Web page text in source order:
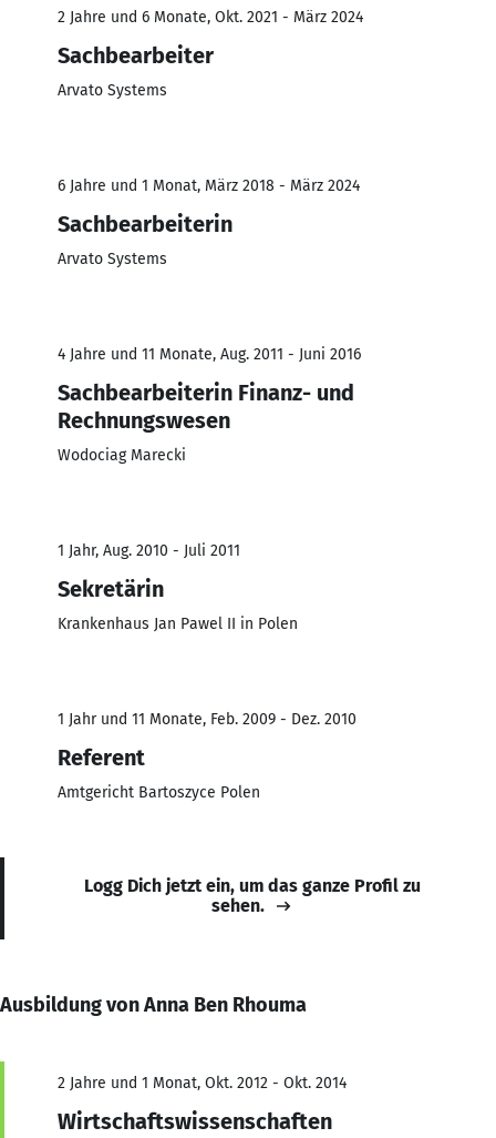
2 Jahre und 6 Monate, Okt. 2021 - März 2024
Sachbearbeiter
Arvato Systems
6 Jahre und 1 Monat, März 2018 - März 2024
Sachbearbeiterin
Arvato Systems
4 Jahre und 11 Monate, Aug. 2011 - Juni 2016
Sachbearbeiterin Finanz- und
Rechnungswesen
Wodociag Marecki
1 Jahr, Aug. 2010 - Juli 2011
Sekretärin
Krankenhaus Jan Pawel II in Polen
1 Jahr und 11 Monate, Feb. 2009 - Dez. 2010
Referent
Amtgericht Bartoszyce Polen
Logg Dich jetzt ein, um das ganze Profil zu
sehen.
Ausbildung von Anna Ben Rhouma
2 Jahre und 1 Monat, Okt. 2012 - Okt. 2014
Wirtschaftswissenschaften